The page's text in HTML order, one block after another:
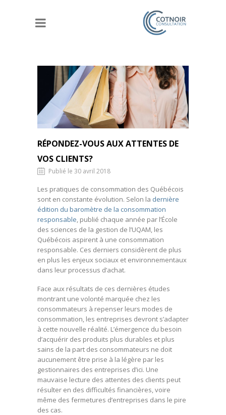
RÉPONDEZ-VOUS AUX ATTENTES DE
VOS CLIENTS?
Publié le 30 avril 2018
Les pratiques de consommation des Québécois
sont en constante évolution. Selon la dernière
édition du baromètre de la consommation
responsable, publié chaque année par l’École
des sciences de la gestion de l’UQAM, les
Québécois aspirent à une consommation
responsable. Ces derniers considèrent de plus
en plus les enjeux sociaux et environnementaux
dans leur processus d’achat.
Face aux résultats de ces dernières études
montrant une volonté marquée chez les
consommateurs à repenser leurs modes de
consommation, les entreprises devront s’adapter
à cette nouvelle réalité. L’émergence du besoin
d’acquérir des produits plus durables et plus
sains de la part des consommateurs ne doit
aucunement être prise à la légère par les
gestionnaires des entreprises d’ici. Une
mauvaise lecture des attentes des clients peut
résulter en des difficultés financières, voire
même des fermetures d’entreprises dans le pire
des cas.